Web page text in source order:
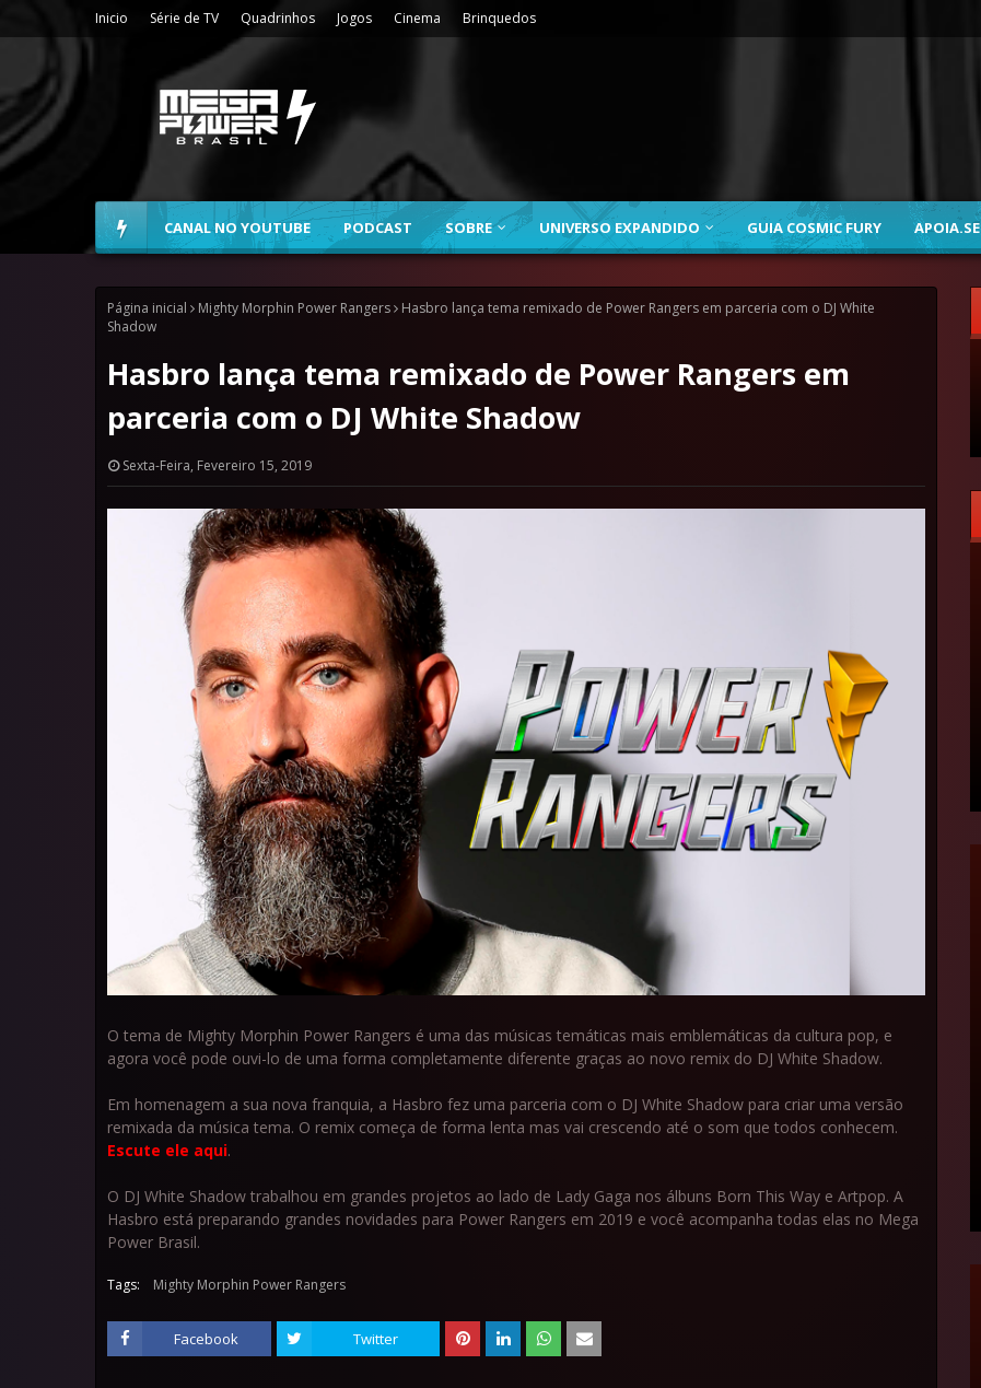
Inicio Série de TV Quadrinhos Jogos Cinema Brinquedos
CANAL NO YOUTUBE PODCAST SOBRE UNIVERSO EXPANDIDO GUIA COSMIC FURY APOIA.SE
Página inicial Mighty Morphin Power Rangers
Hasbro lança tema remixado de Power Rangers em parceria com o DJ White
Shadow
Hasbro lança tema remixado de Power Rangers em
parceria com o DJ White Shadow
Sexta-Feira, Fevereiro 15, 2019
O tema de Mighty Morphin Power Rangers é uma das músicas temáticas mais emblemáticas da cultura pop, e
agora você pode ouvi-lo de uma forma completamente diferente graças ao novo remix do DJ White Shadow.
Em homenagem a sua nova franquia, a Hasbro fez uma parceria com o DJ White Shadow para criar uma versão
remixada da música tema. O remix começa de forma lenta mas vai crescendo até o som que todos conhecem.
Escute ele aqui.
O DJ White Shadow trabalhou em grandes projetos ao lado de Lady Gaga nos álbuns Born This Way e Artpop. A
Hasbro está preparando grandes novidades para Power Rangers em 2019 e você acompanha todas elas no Mega
Power Brasil.
Tags: Mighty Morphin Power Rangers
Facebook Twitter